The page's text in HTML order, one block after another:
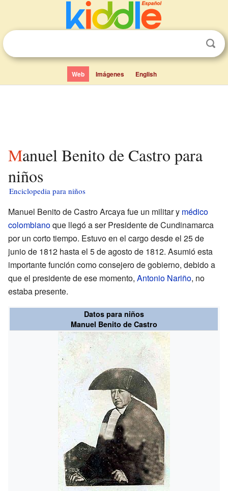
Web Imágenes English
Manuel Benito de Castro para
niños
Enciclopedia para niños
Manuel Benito de Castro Arcaya fue un militar y médico
colombianoque llegó a ser Presidente de Cundinamarca
por un corto tiempo. Estuvo en el cargo desde el 25 de
junio de 1812 hasta el 5 de agosto de 1812. Asumió esta
importante función como consejero de gobierno, debido a
que el presidente de ese momento, Antonio Nariño, no
estaba presente.
Datos para niños
Manuel Benito de Castro